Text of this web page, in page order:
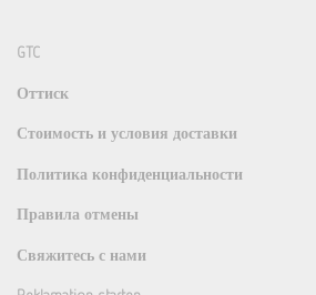
GTC
Оттиск
Стоимость и условия доставки
Политика конфиденциальности
Правила отмены
Свяжитесь с нами